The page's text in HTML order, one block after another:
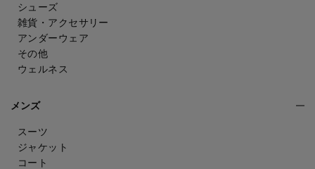
シューズ
雑貨・アクセサリー
アンダーウェア
その他
ウェルネス
メンズ
スーツ
ジャケット
コート